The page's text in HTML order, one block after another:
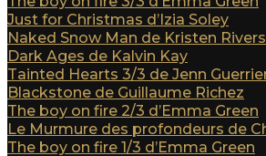
Just for Christmas d’Izia Soley
Naked Snow Man de Kristen Rivers
Dark Ages de Kalvin Kay
Tainted Hearts 3/3 de Jenn
Blackstone de Guillaume Richez
The boy on fire 2/3 d’Emma Green
Le Murmure des profondeurs de
The boy on fire 1/3 d’Emma Green